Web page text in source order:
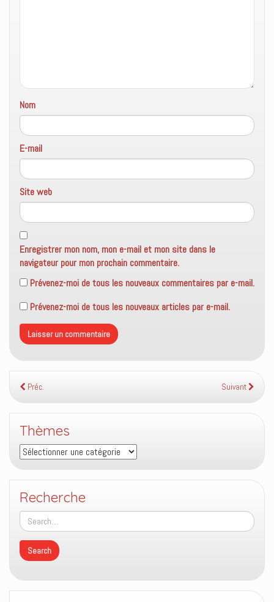
Nom
E-mail
Site web
Enregistrer mon nom, mon e-mail et mon site dans le
navigateur pour mon prochain commentaire.
Prévenez-moi de tous les nouveaux commentaires par e-mail.
Prévenez-moi de tous les nouveaux articles par e-mail.
Préc. Suivant
Thèmes
Thèmes
Recherche